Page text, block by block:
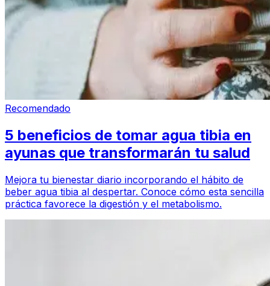
Recomendado
5 beneficios de tomar agua tibia en
ayunas que transformarán tu salud
Mejora tu bienestar diario incorporando el hábito de
beber agua tibia al despertar. Conoce cómo esta sencilla
práctica favorece la digestión y el metabolismo.